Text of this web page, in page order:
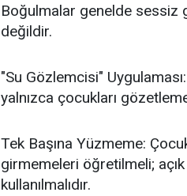
Boğulmalar genelde sessiz
değildir.
"Su Gözlemcisi"
yalnızca çocukları
Tek Başına Yüzmeme:
girmemeleri öğretilmeli;
kullanılmalıdır.